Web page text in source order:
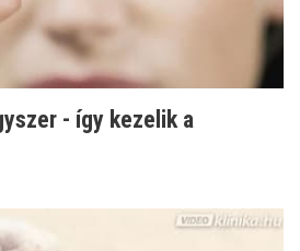
- így kezelik a